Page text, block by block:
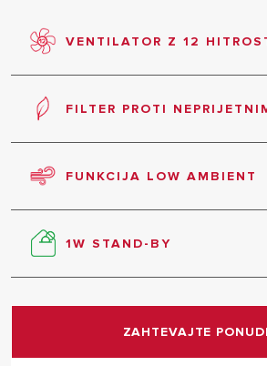
VENTILATOR Z 12
Izdelek ima skupno 12 hitrosti: tri
s tremi podnivoji ter hitrosti
tišine.FILTER PROTI
Uničuje bakterije in plesni ter
povzročitelje najpogostejših alergij,
alergene v zraku in poruši njihovo
FUNKCIJA LOW AMBIENT
Funkcija Low Ambient Cooling za
1W STAND-BY
Način delovanja v stanju
ZAHTEVAJTE